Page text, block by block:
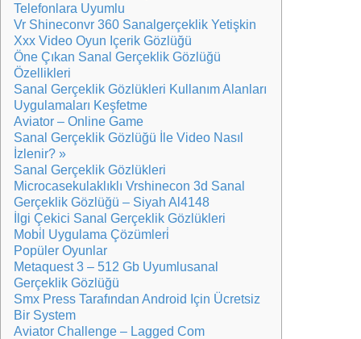
Telefonlara Uyumlu
Vr Shineconvr 360 Sanalgerçeklik Yetişkin
Xxx Video Oyun Içerik Gözlüğü
Öne Çıkan Sanal Gerçeklik Gözlüğü
Özellikleri
Sanal Gerçeklik Gözlükleri Kullanım Alanları
Uygulamaları Keşfetme
Aviator – Online Game
Sanal Gerçeklik Gözlüğü İle Video Nasıl
İzlenir? »
Sanal Gerçeklik Gözlükleri
Microcasekulaklıklı Vrshinecon 3d Sanal
Gerçeklik Gözlüğü – Siyah Al4148
İlgi Çekici Sanal Gerçeklik Gözlükleri
Mobi̇l Uygulama Çözümleri̇
Popüler Oyunlar
Metaquest 3 – 512 Gb Uyumlusanal
Gerçeklik Gözlüğü
Smx Press Tarafından Android Için Ücretsiz
Bir System
Aviator Challenge – Lagged Com